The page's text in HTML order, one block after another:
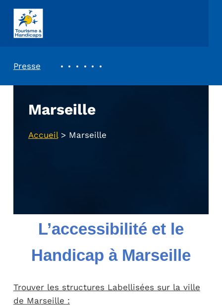
ASSOCIATION TOURISME ET HANDICAPS
Presse
Marseille
Accueil> Marseille
L’accessibilité et le
Handicap à Marseille
Trouver les structures Labellisées sur la ville
de Marseille :